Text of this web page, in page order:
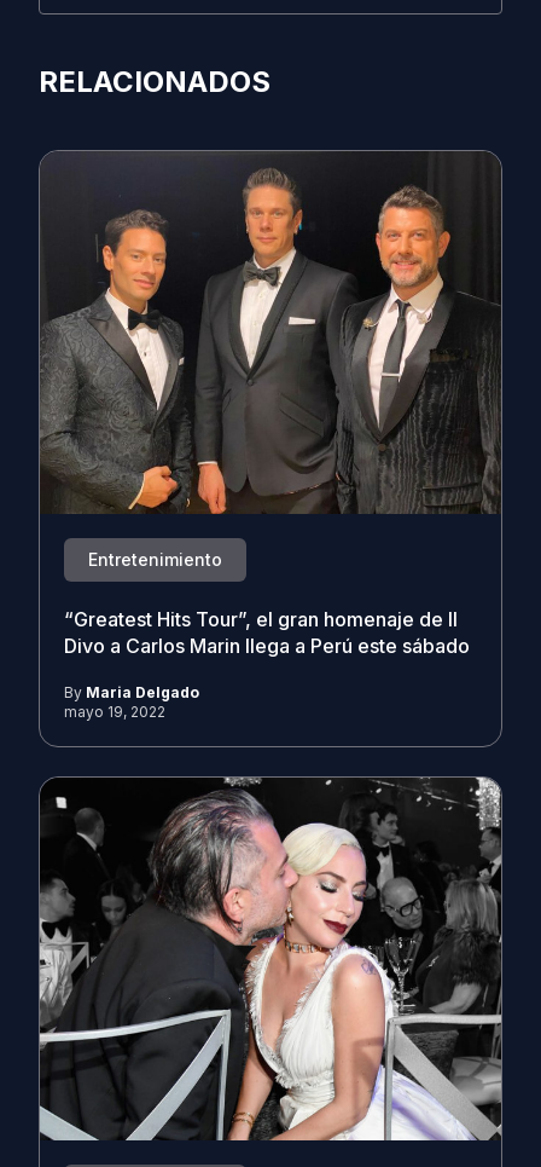
RELACIONADOS
Entretenimiento
“Greatest Hits Tour”, el gran homenaje de Il
Divo a Carlos Marin llega a Perú este sábado
By Maria Delgado
mayo 19, 2022